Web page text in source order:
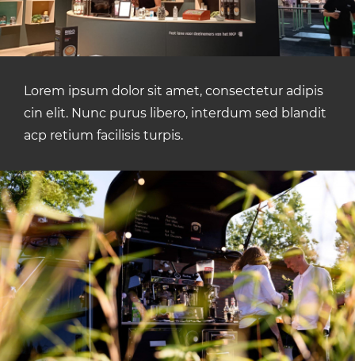
Lorem ipsum dolor sit amet, consectetur adipis
cin elit. Nunc purus libero, interdum sed blandit
acp retium facilisis turpis.